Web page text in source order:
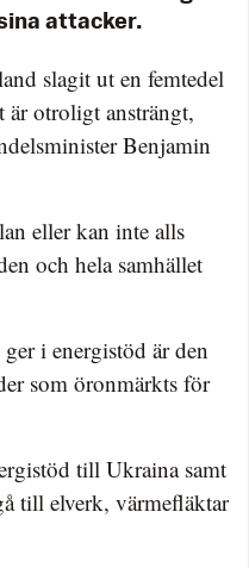
attacker.
slagit ut en femtedel
otroligt ansträngt,
Benjamin
eller kan inte alls
och hela samhället
i energistöd är den
som öronmärkts för
till Ukraina samt
till elverk, värmefläktar